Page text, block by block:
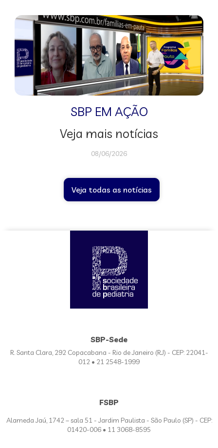
SBP EM AÇÃO
Veja mais notícias
08/06/2026
Veja todas as notícias
SBP-Sede
R. Santa Clara, 292 Copacabana - Rio de Janeiro (RJ) - CEP: 22041-
012 • 21 2548-1999
FSBP
Alameda Jaú, 1742 – sala 51 - Jardim Paulista - São Paulo (SP) - CEP:
01420-006 • 11 3068-8595